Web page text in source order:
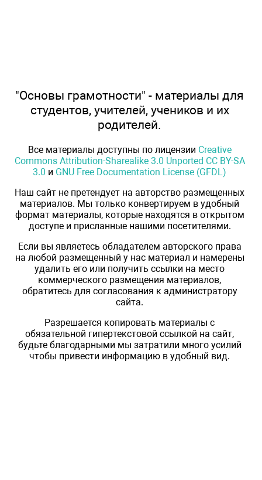
"Основы грамотности" - материалы для
студентов, учителей, учеников и их
родителей.
Все материалы доступны по лицензии Creative
Commons Attribution-Sharealike 3.0 Unported CC BY-SA
3.0 и GNU Free Documentation License (GFDL)
Наш сайт не претендует на авторство размещенных
материалов. Мы только конвертируем в удобный
формат материалы, которые находятся в открытом
доступе и присланные нашими посетителями.
Если вы являетесь обладателем авторского права
на любой размещенный у нас материал и намерены
удалить его или получить ссылки на место
коммерческого размещения материалов,
обратитесь для согласования к администратору
сайта.
Разрешается копировать материалы с
обязательной гипертекстовой ссылкой на сайт,
будьте благодарными мы затратили много усилий
чтобы привести информацию в удобный вид.